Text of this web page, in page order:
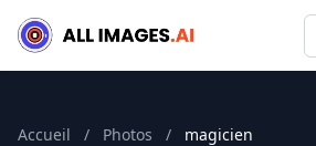
Accueil / Photos / magicien